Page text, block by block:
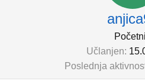
Učlanjen
Poslednja